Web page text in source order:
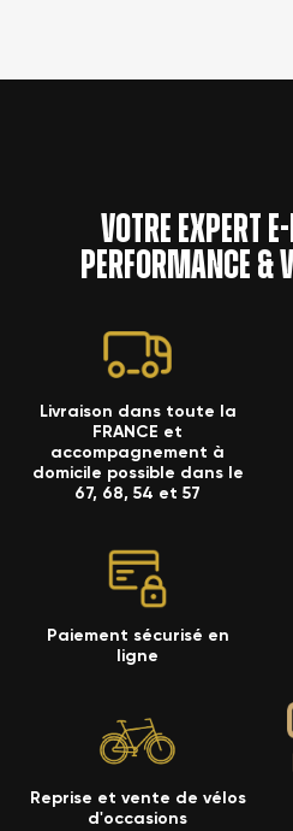
Nom de la liste d'envies
Annuler
Créer une liste
Vous devez être connecté
Votre expert
performance &
Livraison dans toute la
FRANCE et
accompagnement à
domicile possible dans le
67, 68, 54 et 57
Paiement sécurisé en
ligne
Reprise et vente de vélos
d'occasions